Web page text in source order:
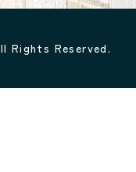
Rights Reserved.